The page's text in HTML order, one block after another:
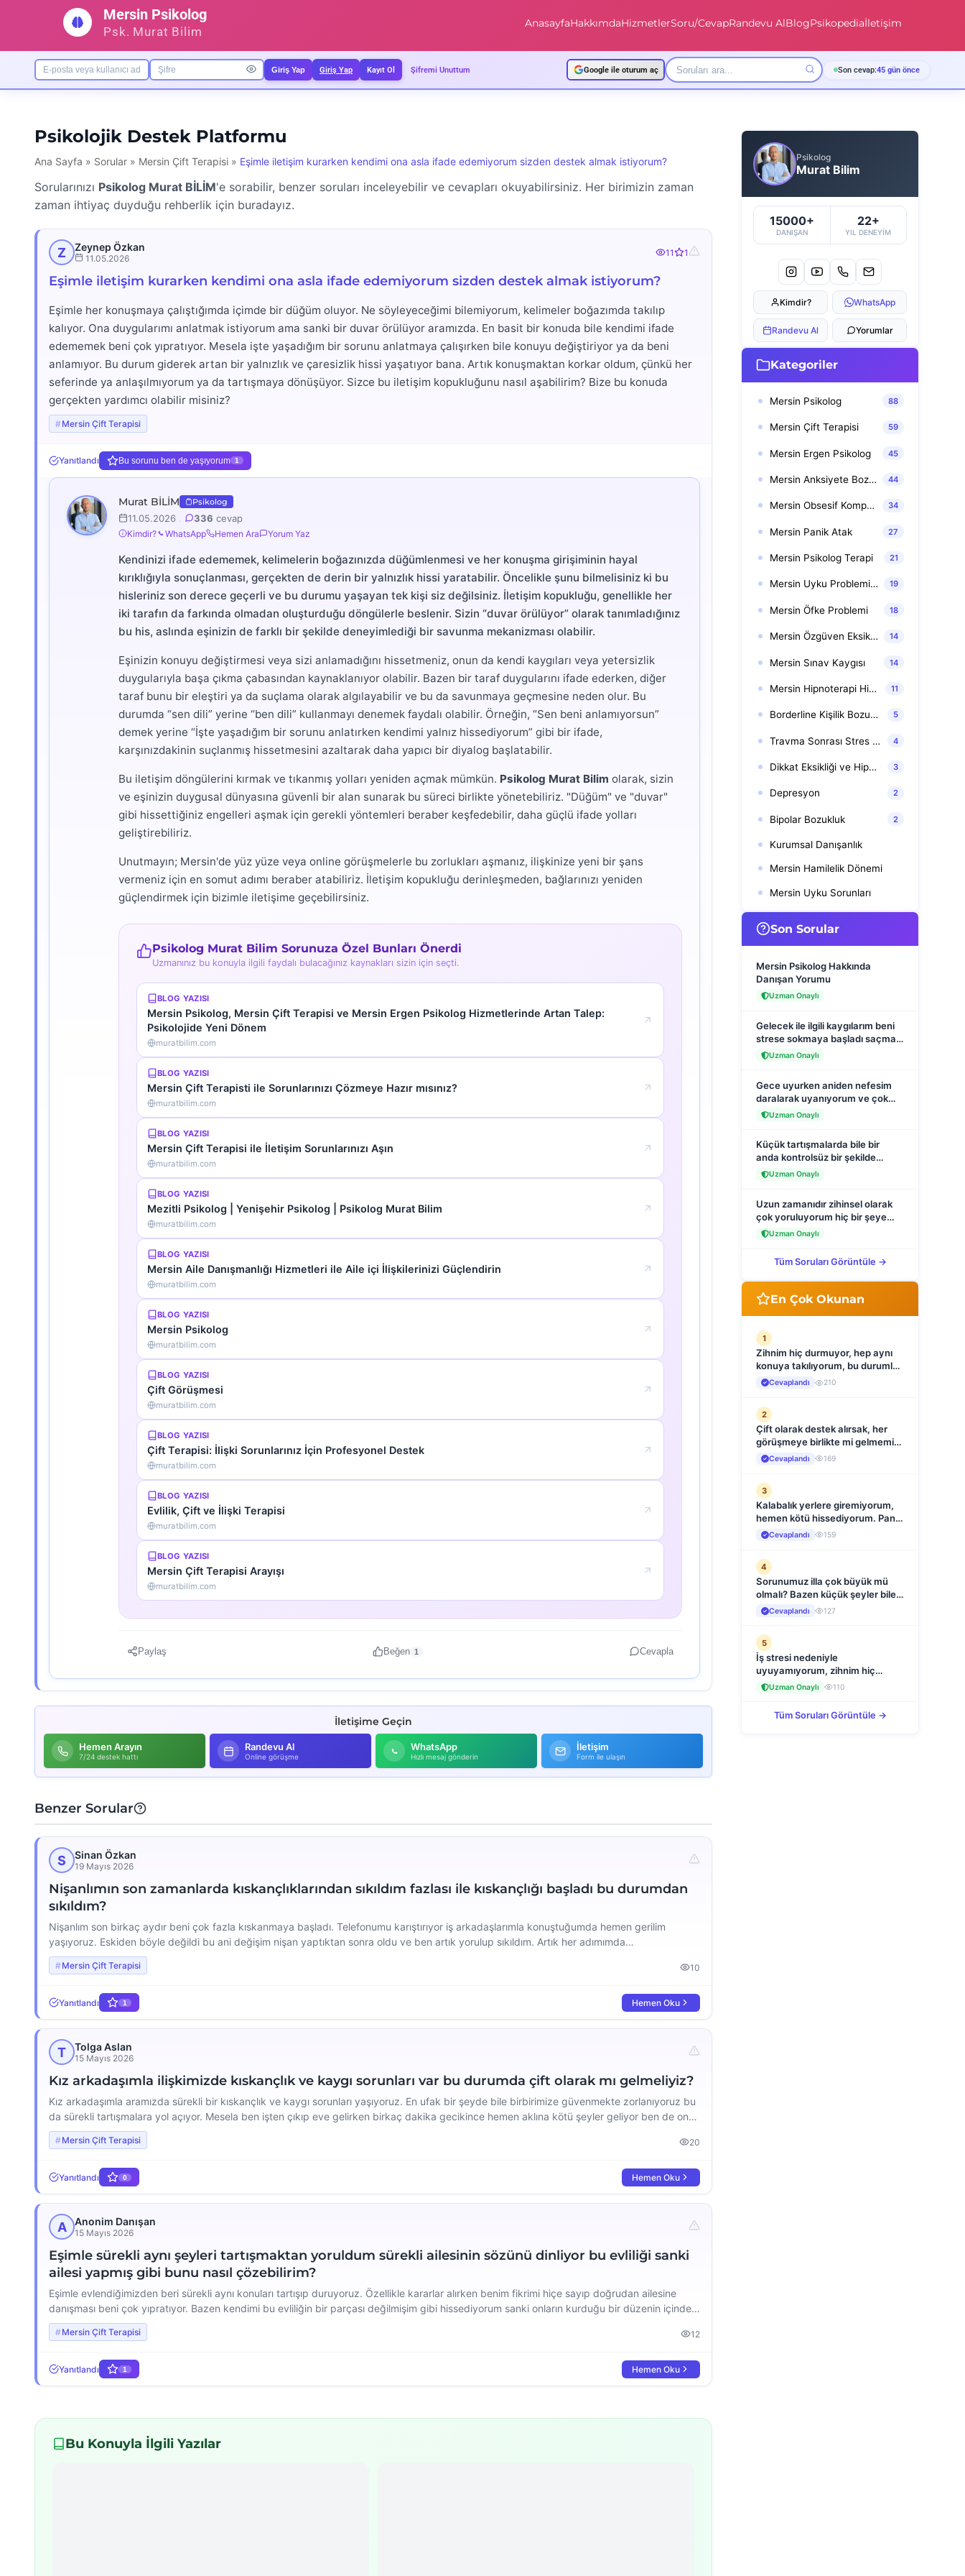
Mersin Psikolog
Psk. Murat Bilim
AnasayfaHakkımdaHizmetlerSoru/CevapRandevu AlBlogPsikopediaİletişim
Giriş Yap Giriş Yap Kayıt Ol Şifremi Unuttum Google ile oturum aç Son cevap:45 gün önce
Psikolojik Destek Platformu
Ana Sayfa » Sorular » Mersin Çift Terapisi » Eşimle iletişim kurarken kendimi ona asla ifade edemiyorum sizden destek almak istiyorum?
Sorularınızı Psikolog Murat BİLİM'e sorabilir, benzer soruları inceleyebilir ve cevapları okuyabilirsiniz. Her birimizin zaman
zaman ihtiyaç duyduğu rehberlik için buradayız.
Z Zeynep Özkan
11.05.2026
11 1
Eşimle iletişim kurarken kendimi ona asla ifade edemiyorum sizden destek almak istiyorum?
Eşimle her konuşmaya çalıştığımda içimde bir düğüm oluyor. Ne söyleyeceğimi bilemiyorum, kelimeler boğazımda takılıp
kalıyor. Ona duygularımı anlatmak istiyorum ama sanki bir duvar örülüyor aramızda. En basit bir konuda bile kendimi ifade
edememek beni çok yıpratıyor. Mesela işte yaşadığım bir sorunu anlatmaya çalışırken bile konuyu değiştiriyor ya da beni
anlamıyor. Bu durum giderek artan bir yalnızlık ve çaresizlik hissi yaşatıyor bana. Artık konuşmaktan korkar oldum, çünkü her
seferinde ya anlaşılmıyorum ya da tartışmaya dönüşüyor. Sizce bu iletişim kopukluğunu nasıl aşabilirim? Bize bu konuda
gerçekten yardımcı olabilir misiniz?
Mersin Çift Terapisi
Yanıtlandı Bu sorunu ben de yaşıyorum 1
Murat BİLİM Psikolog
11.05.2026 336 cevap
Kimdir? WhatsApp Hemen Ara Yorum Yaz
Kendinizi ifade edememek, kelimelerin boğazınızda düğümlenmesi ve her konuşma girişiminin hayal
kırıklığıyla sonuçlanması, gerçekten de derin bir yalnızlık hissi yaratabilir. Öncelikle şunu bilmelisiniz ki bu
hisleriniz son derece geçerli ve bu durumu yaşayan tek kişi siz değilsiniz. İletişim kopukluğu, genellikle her
iki tarafın da farkında olmadan oluşturduğu döngülerle beslenir. Sizin “duvar örülüyor” olarak tanımladığınız
bu his, aslında eşinizin de farklı bir şekilde deneyimlediği bir savunma mekanizması olabilir.
Eşinizin konuyu değiştirmesi veya sizi anlamadığını hissetmeniz, onun da kendi kaygıları veya yetersizlik
duygularıyla başa çıkma çabasından kaynaklanıyor olabilir. Bazen bir taraf duygularını ifade ederken, diğer
taraf bunu bir eleştiri ya da suçlama olarak algılayabilir ve bu da savunmaya geçmesine neden olur. Bu
durumda “sen dili” yerine “ben dili” kullanmayı denemek faydalı olabilir. Örneğin, “Sen beni anlamıyorsun”
demek yerine “İşte yaşadığım bir sorunu anlatırken kendimi yalnız hissediyorum” gibi bir ifade,
karşınızdakinin suçlanmış hissetmesini azaltarak daha yapıcı bir diyalog başlatabilir.
Bu iletişim döngülerini kırmak ve tıkanmış yolları yeniden açmak mümkün. Psikolog Murat Bilim olarak, sizin
ve eşinizin duygusal dünyasına güvenli bir alan sunarak bu süreci birlikte yönetebiliriz. "Düğüm" ve "duvar"
gibi hissettiğiniz engelleri aşmak için gerekli yöntemleri beraber keşfedebilir, daha güçlü ifade yolları
geliştirebiliriz.
Unutmayın; Mersin'de yüz yüze veya online görüşmelerle bu zorlukları aşmanız, ilişkinize yeni bir şans
vermeniz için en somut adımı beraber atabiliriz. İletişim kopukluğu derinleşmeden, bağlarınızı yeniden
güçlendirmek için bizimle iletişime geçebilirsiniz.
Psikolog Murat Bilim Sorunuza Özel Bunları Önerdi
Uzmanınız bu konuyla ilgili faydalı bulacağınız kaynakları sizin için seçti.
BLOG YAZISI
Mersin Psikolog, Mersin Çift Terapisi ve Mersin Ergen Psikolog Hizmetlerinde Artan Talep:
Psikolojide Yeni Dönem
muratbilim.com
BLOG YAZISI
Mersin Çift Terapisti ile Sorunlarınızı Çözmeye Hazır mısınız?
muratbilim.com
BLOG YAZISI
Mersin Çift Terapisi ile İletişim Sorunlarınızı Aşın
muratbilim.com
BLOG YAZISI
Mezitli Psikolog | Yenişehir Psikolog | Psikolog Murat Bilim
muratbilim.com
BLOG YAZISI
Mersin Aile Danışmanlığı Hizmetleri ile Aile içi İlişkilerinizi Güçlendirin
muratbilim.com
BLOG YAZISI
Mersin Psikolog
muratbilim.com
BLOG YAZISI
Çift Görüşmesi
muratbilim.com
BLOG YAZISI
Çift Terapisi: İlişki Sorunlarınız İçin Profesyonel Destek
muratbilim.com
BLOG YAZISI
Evlilik, Çift ve İlişki Terapisi
muratbilim.com
BLOG YAZISI
Mersin Çift Terapisi Arayışı
muratbilim.com
Paylaş Beğen 1 Cevapla
İletişime Geçin
Hemen Arayın
7/24 destek hattı
Randevu Al
Online görüşme
WhatsApp
Hızlı mesaj gönderin
İletişim
Form ile ulaşın
Benzer Sorular
S Sinan Özkan
19 Mayıs 2026
Nişanlımın son zamanlarda kıskançlıklarından sıkıldım fazlası ile kıskançlığı başladı bu durumdan
sıkıldım?
Nişanlım son birkaç aydır beni çok fazla kıskanmaya başladı. Telefonumu karıştırıyor iş arkadaşlarımla konuştuğumda hemen gerilim
yaşıyoruz. Eskiden böyle değildi bu ani değişim nişan yaptıktan sonra oldu ve ben artık yorulup sıkıldım. Artık her adımımda
sorgulanmaktan bıktım bu durum ilişkimizi bitirecek diye korkuyorum. Ne yapmalıyım bu kıskançlıkla başa çıkmak için bir çözüm var mı?
Mersin Çift Terapisi 10
Yanıtlandı 1 Hemen Oku
T Tolga Aslan
15 Mayıs 2026
Kız arkadaşımla ilişkimizde kıskançlık ve kaygı sorunları var bu durumda çift olarak mı gelmeliyiz?
Kız arkadaşımla aramızda sürekli bir kıskançlık ve kaygı sorunları yaşıyoruz. En ufak bir şeyde bile birbirimize güvenmekte zorlanıyoruz bu
da sürekli tartışmalara yol açıyor. Mesela ben işten çıkıp eve gelirken birkaç dakika gecikince hemen aklına kötü şeyler geliyor ben de onun
beni kontrol ettiğini düşünüp içten içe boğuluyorum. Bu durum ikimizi de çok yıpratıyor ve […]
Mersin Çift Terapisi 20
Yanıtlandı 0 Hemen Oku
A Anonim Danışan
15 Mayıs 2026
Eşimle sürekli aynı şeyleri tartışmaktan yoruldum sürekli ailesinin sözünü dinliyor bu evliliği sanki
ailesi yapmış gibi bunu nasıl çözebilirim?
Eşimle evlendiğimizden beri sürekli aynı konuları tartışıp duruyoruz. Özellikle kararlar alırken benim fikrimi hiçe sayıp doğrudan ailesine
danışması beni çok yıpratıyor. Bazen kendimi bu evliliğin bir parçası değilmişim gibi hissediyorum sanki onların kurduğu bir düzenin içinde
sıkışıp kalmış gibiyim. Her tartışmada aynı noktaya gelip çıkmaz bir sokağa girdiğimizi hissediyorum ve artık bu döngüden nasıl çıkacağımı
[…]
Mersin Çift Terapisi 12
Yanıtlandı 1 Hemen Oku
Bu Konuyla İlgili Yazılar
Psikolog
Murat Bilim
15000+
DANIŞAN
22+
YIL DENEYIM
Kimdir? WhatsApp
Randevu Al Yorumlar
Kategoriler
Mersin Psikolog 88
Mersin Çift Terapisi 59
Mersin Ergen Psikolog 45
Mersin Anksiyete Bozuklukları 44
Mersin Obsesif Kompulsif Bozukluk (OKB) 34
Mersin Panik Atak 27
Mersin Psikolog Terapi 21
Mersin Uyku Problemi Terapisi 19
Mersin Öfke Problemi 18
Mersin Özgüven Eksikliği Terapisi 14
Mersin Sınav Kaygısı 14
Mersin Hipnoterapi Hipnoz 11
Borderline Kişilik Bozukluğu 5
Travma Sonrası Stres Bozukluğu (TSSB) 4
Dikkat Eksikliği ve Hiperaktivite Bozukluğu (DEHB) 3
Depresyon 2
Bipolar Bozukluk 2
Kurumsal Danışanlık
Mersin Hamilelik Dönemi
Mersin Uyku Sorunları
Son Sorular
Mersin Psikolog Hakkında
Danışan Yorumu
Uzman Onaylı
Gelecek ile ilgili kaygılarım beni
strese sokmaya başladı saçma
sapan şeyler düşünüyorum
Uzman Onaylı
Gece uyurken aniden nefesim
daralarak uyanıyorum ve çok
korkuyorum ellerim ayaklarım
Uzman Onaylı
Küçük tartışmalarda bile bir
anda kontrolsüz bir şekilde
hemen bağırıyorum?
Uzman Onaylı
Uzun zamanıdır zihinsel olarak
çok yoruluyorum hiç bir şeye
adapte olamıyorum hipnoz
Uzman Onaylı
Tüm Soruları Görüntüle →
En Çok Okunan
1
Zihnim hiç durmuyor, hep aynı
konuya takılıyorum, bu durumla
nasıl başa çıkabilirim?
Cevaplandı 210
2
Çift olarak destek alırsak, her
görüşmeye birlikte mi gelmemiz
gerekiyor?
Cevaplandı 169
3
Kalabalık yerlere giremiyorum,
hemen kötü hissediyorum. Panik
atak böyle mi başlar?
Cevaplandı 159
4
Sorunumuz illa çok büyük mü
olmalı? Bazen küçük şeyler bile
bizi yıpratıyor, bu da terapi
Cevaplandı 127
5
İş stresi nedeniyle
uyuyamıyorum, zihnim hiç
durmuyor, ne yapmalıyım?
Uzman Onaylı 110
Tüm Soruları Görüntüle →